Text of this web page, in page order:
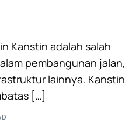
Kanstin adalah salah
pembangunan jalan,
lainnya. Kanstin
[…]